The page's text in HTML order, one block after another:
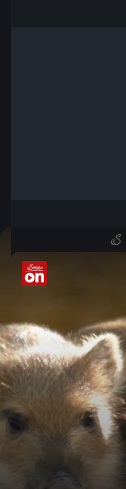
Unsere